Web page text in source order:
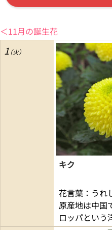
＜11月の誕生花
1
キク
花言葉：うれ
原産地は中国
ロッパという